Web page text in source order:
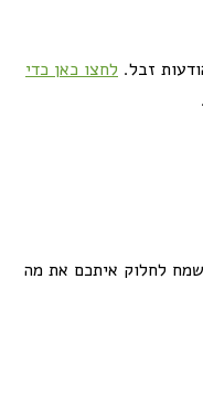
זבל. לחצו כאן כדי
.
לחלוק איתכם את מה